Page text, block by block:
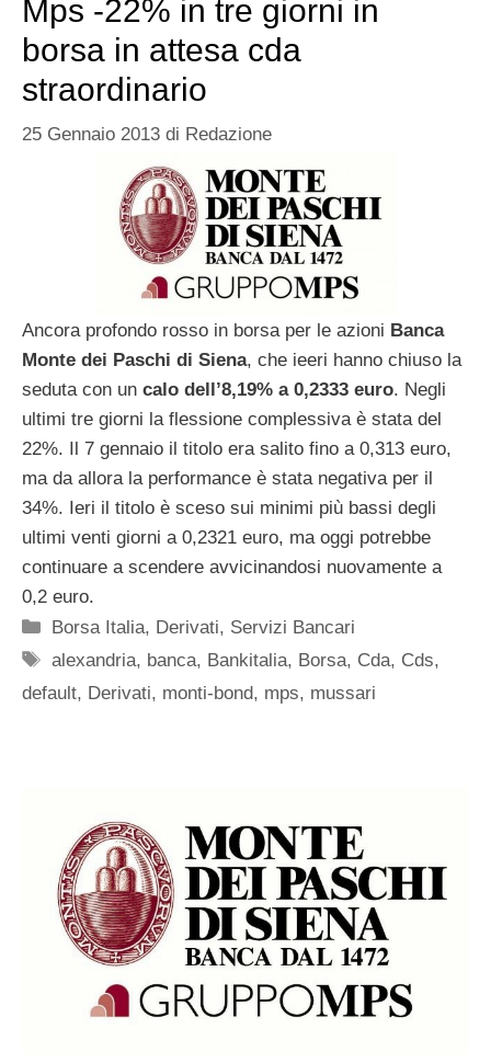
Mps -22% in tre giorni in
borsa in attesa cda
straordinario
25 Gennaio 2013 di Redazione
Ancora profondo rosso in borsa per le azioni Banca
Monte dei Paschi di Siena, che ieeri hanno chiuso la
seduta con un calo dell’8,19% a 0,2333 euro. Negli
ultimi tre giorni la flessione complessiva è stata del
22%. Il 7 gennaio il titolo era salito fino a 0,313 euro,
ma da allora la performance è stata negativa per il
34%. Ieri il titolo è sceso sui minimi più bassi degli
ultimi venti giorni a 0,2321 euro, ma oggi potrebbe
continuare a scendere avvicinandosi nuovamente a
0,2 euro.
Categorie
Borsa Italia, Derivati, Servizi Bancari
Tag
alexandria, banca, Bankitalia, Borsa, Cda, Cds,
default, Derivati, monti-bond, mps, mussari